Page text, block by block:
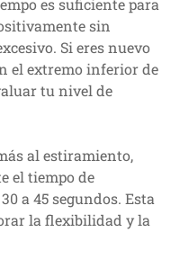
es suficiente para
sin
Si eres nuevo
el extremo inferior de
tu nivel de
al estiramiento,
el tiempo de
a 45 segundos. Esta
la flexibilidad y la